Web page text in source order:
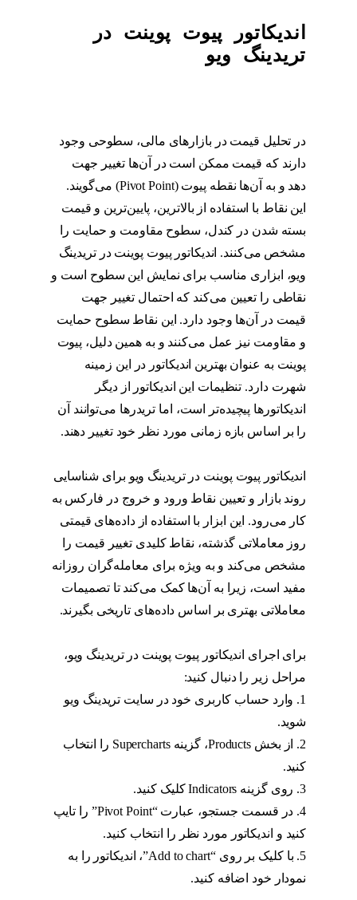
اندیکاتور پیوت پوینت در
تریدینگ ویو
در تحلیل قیمت در بازارهای مالی، سطوحی وجود
دارند که قیمت ممکن است در آن‌ها تغییر جهت
دهد و به آن‌ها نقطه پیوت (Pivot Point) می‌گویند.
این نقاط با استفاده از بالاترین، پایین‌ترین و قیمت
بسته شدن در کندل، سطوح مقاومت و حمایت را
مشخص می‌کنند. اندیکاتور پیوت پوینت در تریدینگ
ویو، ابزاری مناسب برای نمایش این سطوح است و
نقاطی را تعیین می‌کند که احتمال تغییر جهت
قیمت در آن‌ها وجود دارد. این نقاط سطوح حمایت
و مقاومت نیز عمل می‌کنند و به همین دلیل، پیوت
پوینت به عنوان بهترین اندیکاتور در این زمینه
شهرت دارد. تنظیمات این اندیکاتور از دیگر
اندیکاتورها پیچیده‌تر است، اما تریدرها می‌توانند آن
را بر اساس بازه زمانی مورد نظر خود تغییر دهند.
اندیکاتور پیوت پوینت در تریدینگ ویو برای شناسایی
روند بازار و تعیین نقاط ورود و خروج در فارکس به
کار می‌رود. این ابزار با استفاده از داده‌های قیمتی
روز معاملاتی گذشته، نقاط کلیدی تغییر قیمت را
مشخص می‌کند و به ویژه برای معامله‌گران روزانه
مفید است، زیرا به آن‌ها کمک می‌کند تا تصمیمات
معاملاتی بهتری بر اساس داده‌های تاریخی بگیرند.
برای اجرای اندیکاتور پیوت پوینت در تریدینگ ویو،
مراحل زیر را دنبال کنید:
1. وارد حساب کاربری خود در سایت تریدینگ ویو
شوید.
2. از بخش Products، گزینه Supercharts را انتخاب
کنید.
3. روی گزینه Indicators کلیک کنید.
4. در قسمت جستجو، عبارت “Pivot Point” را تایپ
کنید و اندیکاتور مورد نظر را انتخاب کنید.
5. با کلیک بر روی “Add to chart”، اندیکاتور را به
نمودار خود اضافه کنید.